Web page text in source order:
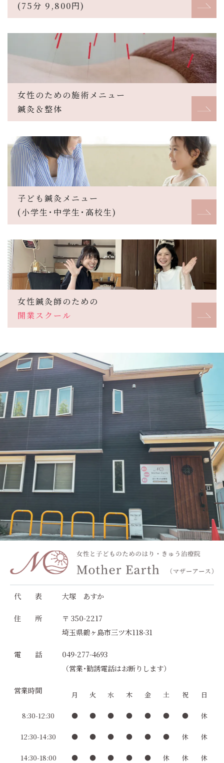
(75分 9,800円)
女性のための施術メニュー
鍼灸＆整体
子ども鍼灸メニュー
(小学生･中学生･高校生)
女性鍼灸師のための
開業スクール
代 表 大塚 あすか
住 所
〒 350-2217
埼玉県鶴ヶ島市三ツ木118-31
電 話
049-277-4693
（営業･勧誘電話はお断りします）
営業時間 月 火 水 木 金 土 祝 日
8:30-12:30 ● ● ● ● ● ● ● 休
12:30-14:30 ● ● ● ● ● ● 休 休
14:30-18:00 ● ● ● ● ● 休 休 休